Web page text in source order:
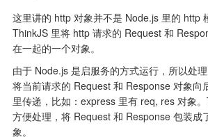
这里讲的 http 对象并不是 Node.js 里的 http
ThinkJS 里将 http 请求的 Request 和
在一起的一个对象。
由于 Node.js 是启服务的方式运行，所以处
将当前请求的 Request 和 Response 对象向
里传递，比如：express 里有 req, res 对象
方便处理，将 Request 和 Response 包装成
象。